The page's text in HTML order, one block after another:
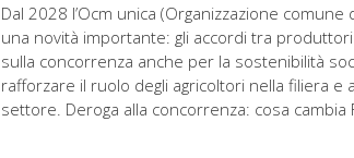
Dal 2028 l’Ocm unica (Organizzazione
una novità importante: gli accordi tra
sulla concorrenza anche per la sostenibilità
rafforzare il ruolo degli agricoltori nella filiera
settore. Deroga alla concorrenza: cosa